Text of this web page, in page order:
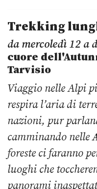
Trekking
da mercoledì 12 a
cuore
Tarvisio
Viaggio nelle Alpi
respira l’aria di
nazioni, pur
camminando nelle
foreste ci faranno
luoghi che
panorami